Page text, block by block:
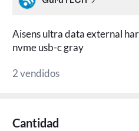
Aisens ultra data external
nvme usb-c gray
2 vendidos
Cantidad